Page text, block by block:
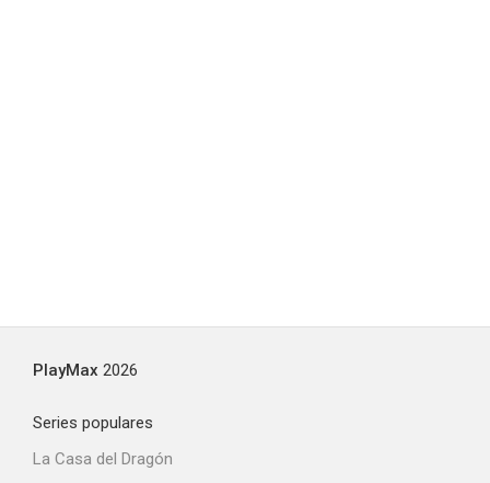
PlayMax 2026
Series populares
La Casa del Dragón